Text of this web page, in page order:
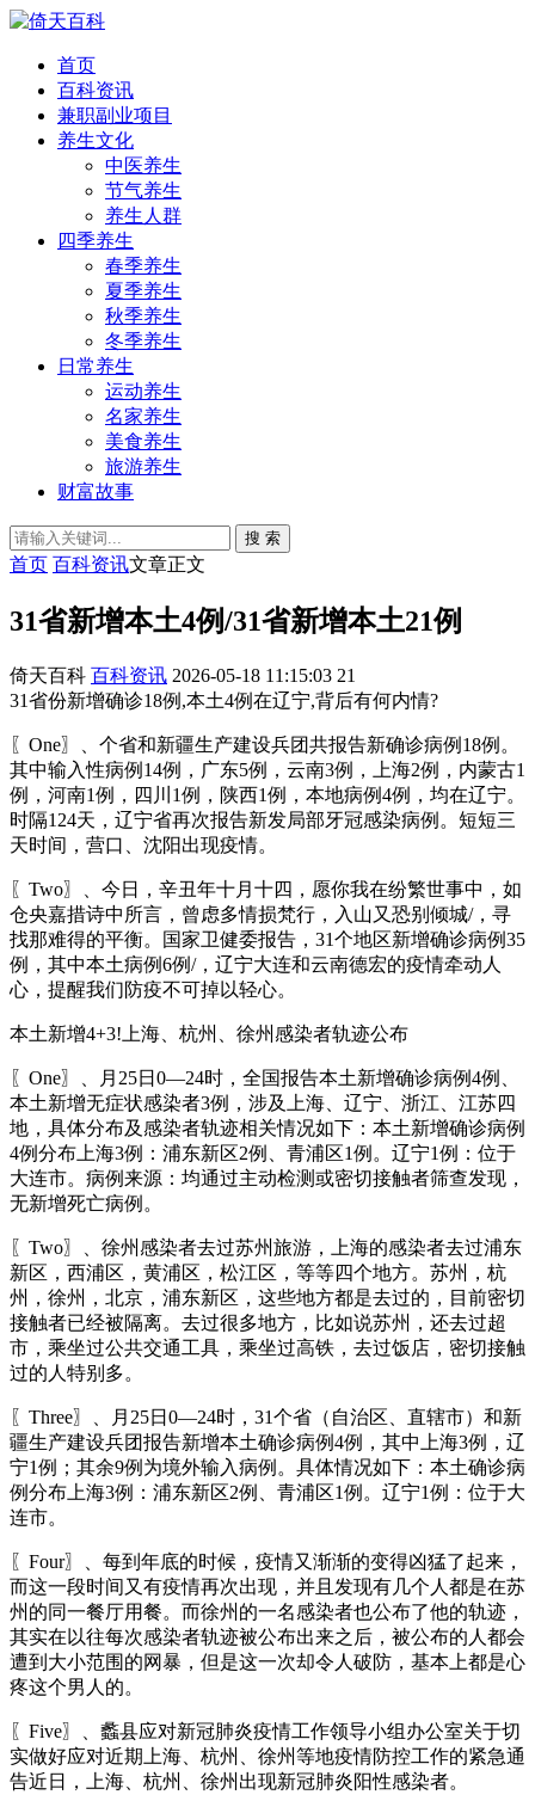
首页
百科资讯
兼职副业项目
养生文化
中医养生
节气养生
养生人群
四季养生
春季养生
夏季养生
秋季养生
冬季养生
日常养生
运动养生
名家养生
美食养生
旅游养生
财富故事
搜 索
首页 百科资讯文章正文
31省新增本土4例/31省新增本土21例
倚天百科 百科资讯 2026-05-18 11:15:03 21
31省份新增确诊18例,本土4例在辽宁,背后有何内情?
〖One〗、个省和新疆生产建设兵团共报告新确诊病例18例。
其中输入性病例14例，广东5例，云南3例，上海2例，内蒙古1
例，河南1例，四川1例，陕西1例，本地病例4例，均在辽宁。
时隔124天，辽宁省再次报告新发局部牙冠感染病例。短短三
天时间，营口、沈阳出现疫情。
〖Two〗、今日，辛丑年十月十四，愿你我在纷繁世事中，如
仓央嘉措诗中所言，曾虑多情损梵行，入山又恐别倾城/，寻
找那难得的平衡。国家卫健委报告，31个地区新增确诊病例35
例，其中本土病例6例/，辽宁大连和云南德宏的疫情牵动人
心，提醒我们防疫不可掉以轻心。
本土新增4+3!上海、杭州、徐州感染者轨迹公布
〖One〗、月25日0—24时，全国报告本土新增确诊病例4例、
本土新增无症状感染者3例，涉及上海、辽宁、浙江、江苏四
地，具体分布及感染者轨迹相关情况如下：本土新增确诊病例
4例分布上海3例：浦东新区2例、青浦区1例。辽宁1例：位于
大连市。病例来源：均通过主动检测或密切接触者筛查发现，
无新增死亡病例。
〖Two〗、徐州感染者去过苏州旅游，上海的感染者去过浦东
新区，西浦区，黄浦区，松江区，等等四个地方。苏州，杭
州，徐州，北京，浦东新区，这些地方都是去过的，目前密切
接触者已经被隔离。去过很多地方，比如说苏州，还去过超
市，乘坐过公共交通工具，乘坐过高铁，去过饭店，密切接触
过的人特别多。
〖Three〗、月25日0—24时，31个省（自治区、直辖市）和新
疆生产建设兵团报告新增本土确诊病例4例，其中上海3例，辽
宁1例；其余9例为境外输入病例。具体情况如下：本土确诊病
例分布上海3例：浦东新区2例、青浦区1例。辽宁1例：位于大
连市。
〖Four〗、每到年底的时候，疫情又渐渐的变得凶猛了起来，
而这一段时间又有疫情再次出现，并且发现有几个人都是在苏
州的同一餐厅用餐。而徐州的一名感染者也公布了他的轨迹，
其实在以往每次感染者轨迹被公布出来之后，被公布的人都会
遭到大小范围的网暴，但是这一次却令人破防，基本上都是心
疼这个男人的。
〖Five〗、蠡县应对新冠肺炎疫情工作领导小组办公室关于切
实做好应对近期上海、杭州、徐州等地疫情防控工作的紧急通
告近日，上海、杭州、徐州出现新冠肺炎阳性感染者。